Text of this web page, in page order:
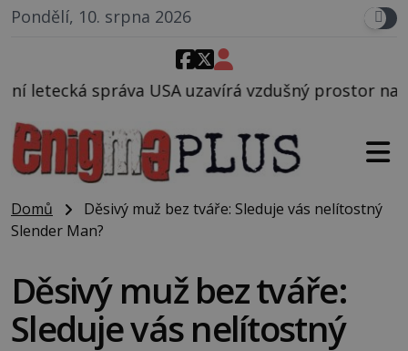
Pondělí, 10. srpna 2026
uzavírá vzdušný prostor nad Oblastí 51,
Domů
Děsivý muž bez tváře: Sleduje vás nelítostný
Slender Man?
Děsivý muž bez tváře:
Sleduje vás nelítostný